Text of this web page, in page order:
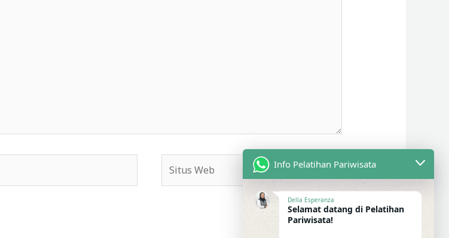
Web
Info Pelatihan Pariwisata
Della Esperanza
Selamat datang di Pelatihan
Pariwisata!